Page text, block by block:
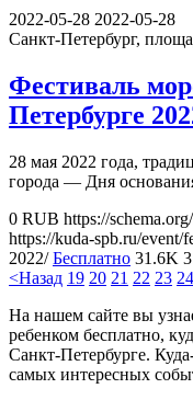
2022-05-28 2022-05-28
Санкт-Петербург,
Фестиваль
Петербурге
28 мая 2022 года,
города — Дня
0 RUB https://
https://kuda-spb.ru/event/
2022/ Бесплатно 31.6K
<Назад 19 20 21 22 23 24
На нашем сайте вы
ребенком бесплатно,
Санкт-Петербурге.
самых интересных